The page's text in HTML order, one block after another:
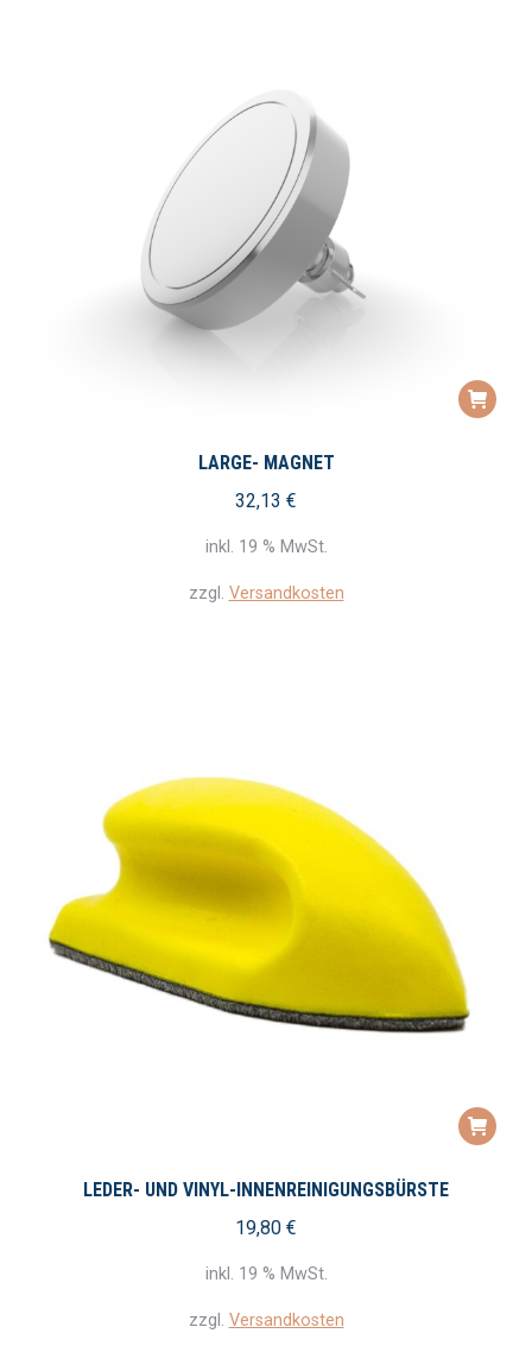
LARGE- MAGNET
32,13 €
inkl. 19 % MwSt.
zzgl. Versandkosten
LEDER- UND VINYL-INNENREINIGUNGSBÜRSTE
19,80 €
inkl. 19 % MwSt.
zzgl. Versandkosten